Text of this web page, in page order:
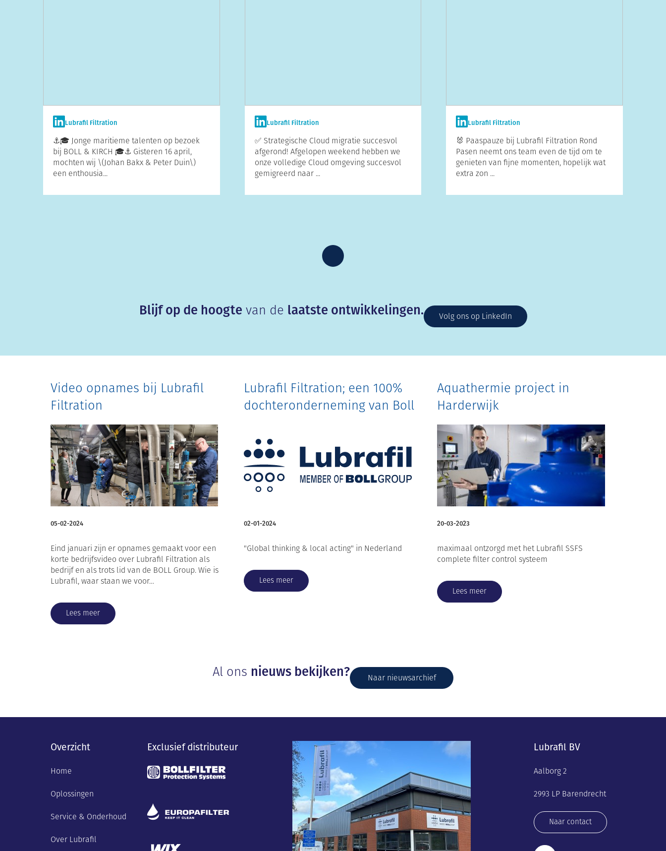
Lubrafil Filtration
⚓️🎓 Jonge maritieme talenten op bezoek
bij BOLL & KIRCH 🎓⚓️ Gisteren 16 april,
mochten wij \(Johan Bakx & Peter Duin\)
een enthousia...
Lubrafil Filtration
✅ Strategische Cloud migratie succesvol
afgerond! Afgelopen weekend hebben we
onze volledige Cloud omgeving succesvol
gemigreerd naar ...
Lubrafil Filtration
🐰 Paaspauze bij Lubrafil Filtration Rond
Pasen neemt ons team even de tijd om te
genieten van fijne momenten, hopelijk wat
extra zon ...
Blijf op de hoogte van de laatste ontwikkelingen. Volg ons op LinkedIn
Video opnames bij Lubrafil
Filtration
05-02-2024
Eind januari zijn er opnames gemaakt voor een
korte bedrijfsvideo over Lubrafil Filtration als
bedrijf en als trots lid van de BOLL Group. Wie is
Lubrafil, waar staan we voor…
Lees meer
Lubrafil Filtration; een 100%
dochteronderneming van Boll
02-01-2024
"Global thinking & local acting" in Nederland
Lees meer
Aquathermie project in
Harderwijk
20-03-2023
maximaal ontzorgd met het Lubrafil SSFS
complete filter control systeem
Lees meer
Al ons nieuws bekijken? Naar nieuwsarchief
Overzicht
Home
Oplossingen
Service & Onderhoud
Over Lubrafil
Exclusief distributeur Lubrafil BV
Aalborg 2
2993 LP Barendrecht
Naar contact